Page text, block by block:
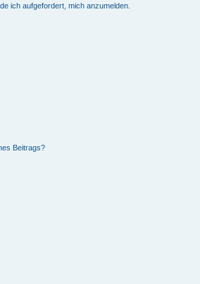
ich aufgefordert, mich anzumelden.
Beitrags?